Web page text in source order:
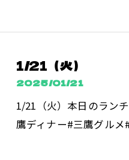
1/21（火）
2025/01/21
1/21（火）本日のラン
鷹ディナー#三鷹グル